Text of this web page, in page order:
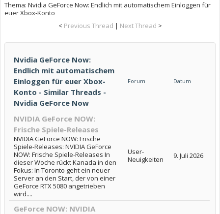
Thema: Nvidia GeForce Now: Endlich mit automatischem Einloggen für
euer Xbox-Konto
< Previous Thread | Next Thread >
Nvidia GeForce Now:
Endlich mit automatischem
Einloggen für euer Xbox-
Konto - Similar Threads -
Nvidia GeForce Now
Forum Datum
NVIDIA GeForce NOW:
Frische Spiele-Releases
NVIDIA GeForce NOW: Frische
Spiele-Releases: NVIDIA GeForce
NOW: Frische Spiele-Releases In
dieser Woche rückt Kanada in den
Fokus: In Toronto geht ein neuer
Server an den Start, der von einer
GeForce RTX 5080 angetrieben
wird....
User-
Neuigkeiten
9. Juli 2026
GeForce NOW: NVIDIA